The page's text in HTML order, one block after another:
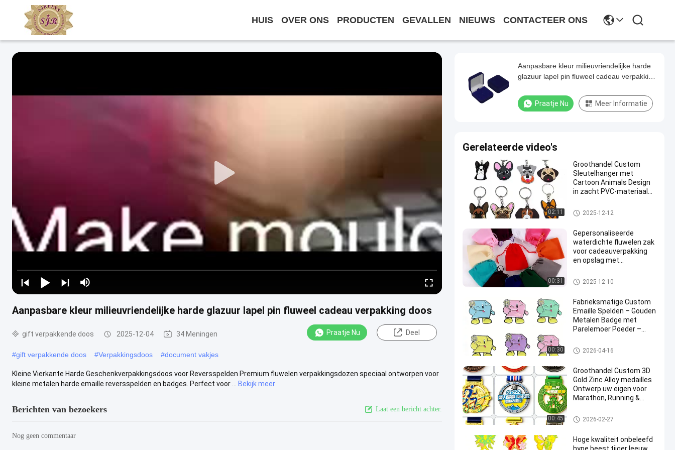
HUIS OVER ONS PRODUCTEN GEVALLEN NIEUWS CONTACTEER ONS
Aanpasbare kleur milieuvriendelijke harde glazuur lapel pin fluweel cadeau verpakking doos
gift verpakkende doos 2025-12-04 34 Meningen Praatje Nu Deel
#gift verpakkende doos #Verpakkingsdoos #document vakjes
Kleine Vierkante Harde Geschenkverpakkingsdoos voor Reversspelden Premium fluwelen verpakkingsdozen speciaal ontworpen voor
kleine metalen harde emaille reversspelden en badges. Perfect voor ...
Bekijk meer
Berichten van bezoekers Laat een bericht achter.
Nog geen commentaar
Aanpasbare kleur milieuvriendelijke harde
glazuur lapel pin fluweel cadeau verpakking
Praatje Nu Meer Informatie
Gerelateerde video's
02:11
Groothandel Custom
Sleutelhanger met
Cartoon Animals Design
in zacht PVC-materiaal
aangepaste sleutelhanger
2025-12-12
00:31
Gepersonaliseerde
waterdichte fluwelen zak
voor cadeauverpakking
en opslag met
gift verpakkende doos
2025-12-10
00:30
Fabrieksmatige Custom
Emaille Spelden – Gouden
Metalen Badge met
Parelemoer Poeder –
Souvenir
de spelden van de douanereve
rs
2026-04-16
00:45
Groothandel Custom 3D
Gold Zinc Alloy medailles ️
Ontwerp uw eigen voor
Marathon, Running &
Douanemedailles
2026-02-27
Hoge kwaliteit onbeleefd